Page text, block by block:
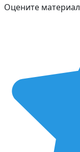
Оцените материал